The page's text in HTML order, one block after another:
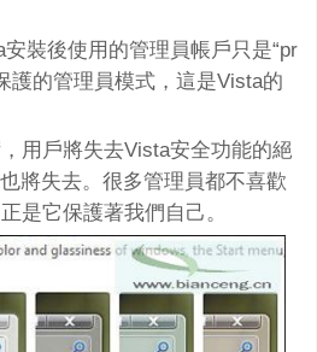
裝後使用的管理員帳戶只是“pr
的管理員模式，這是Vista的
用戶將失去Vista安全功能的絕
將失去。很多管理員都不喜歡
是它保護著我們自己。